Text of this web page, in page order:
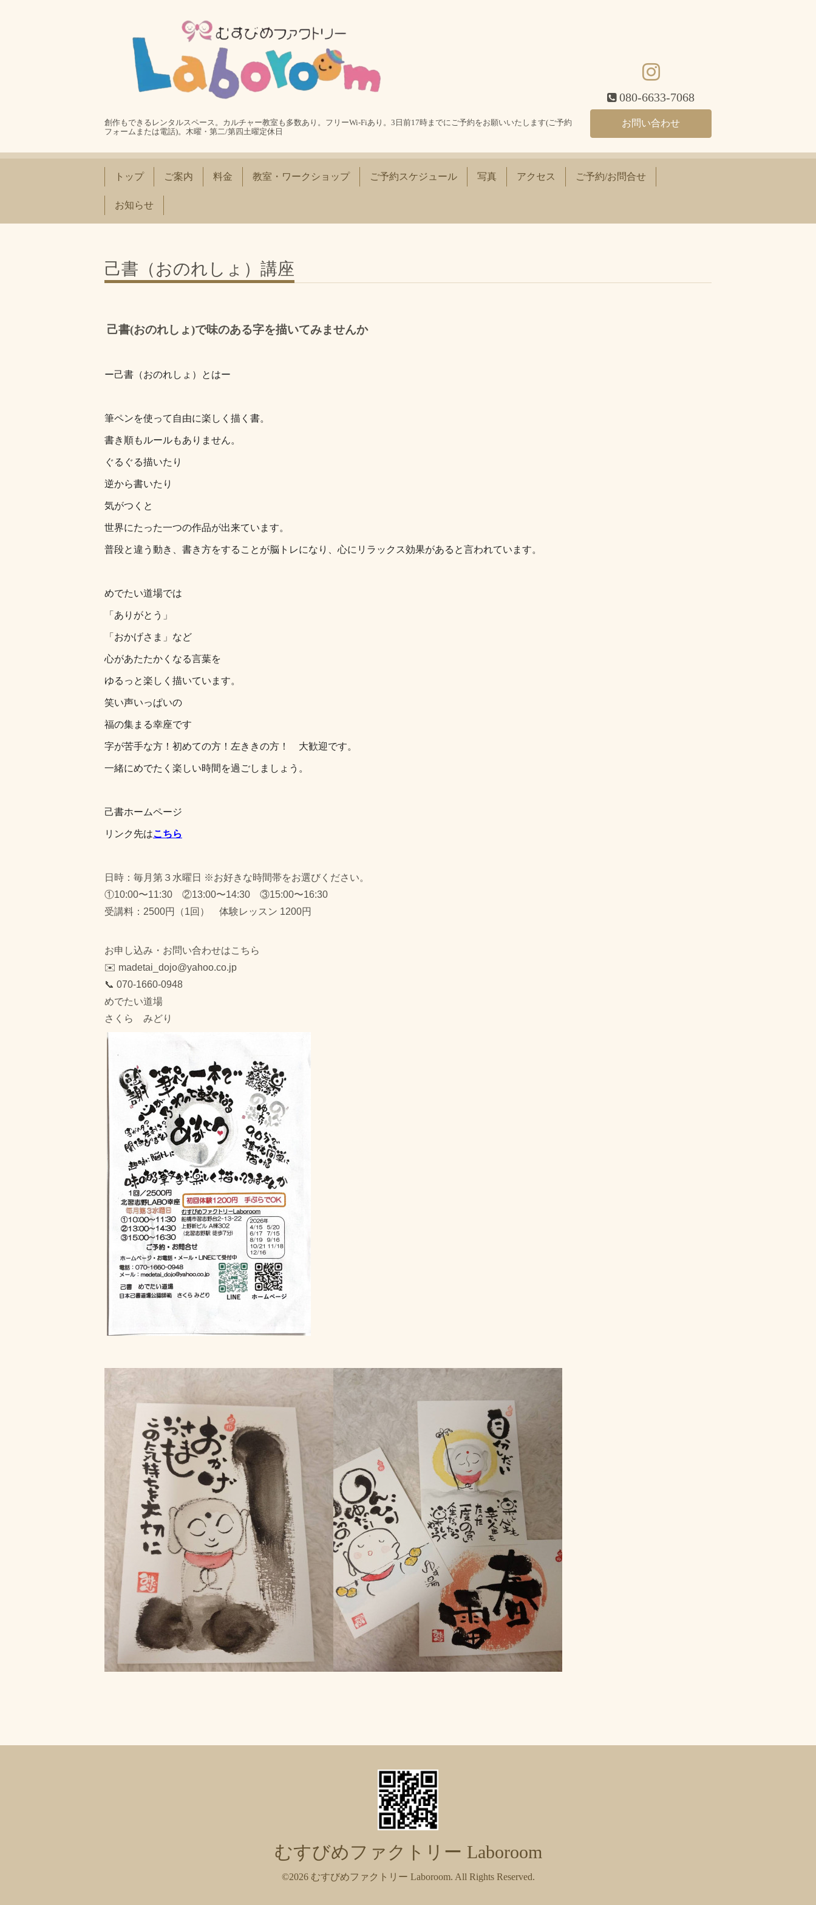
創作もできるレンタルスペース。カルチャー教室も多数あり。フリーWi-Fiあり。3日前17時までにご予約をお願いいたします(ご予約
フォームまたは電話)。木曜・第二/第四土曜定休日
080-6633-7068
お問い合わせ
トップ ご案内 料金 教室・ワークショップ ご予約スケジュール 写真 アクセス ご予約/お問合せ
お知らせ
己書（おのれしょ）講座
己書(おのれしょ)で味のある字を描いてみませんか
ー己書（おのれしょ）とはー
筆ペンを使って自由に楽しく描く書。
書き順もルールもありません。
ぐるぐる描いたり
逆から書いたり
気がつくと
世界にたった一つの作品が出来ています。
普段と違う動き、書き方をすることが脳トレになり、心にリラックス効果があると言われています。
めでたい道場では
「ありがとう」
「おかげさま」など
心があたたかくなる言葉を
ゆるっと楽しく描いています。
笑い声いっぱいの
福の集まる幸座です
字が苦手な方！初めての方！左ききの方！ 大歓迎です。
一緒にめでたく楽しい時間を過ごしましょう。
己書ホームページ
リンク先はこちら
日時：毎月第３水曜日 ※お好きな時間帯をお選びください。
①10:00〜11:30 ②13:00〜14:30 ③15:00〜16:30
受講料：2500円（1回） 体験レッスン 1200円
お申し込み・お問い合わせはこちら
✉️ madetai_dojo@yahoo.co.jp
📞 070-1660-0948
めでたい道場
さくら みどり
むすびめファクトリー Laboroom
©2026 むすびめファクトリー Laboroom. All Rights Reserved.